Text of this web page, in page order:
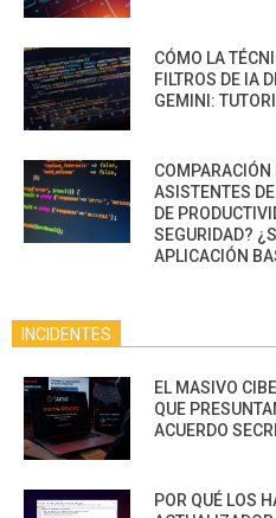
CÓMO LA
FILTROS DE IA
GEMINI:
ASISTENTES
DE
SEGURIDAD?
APLICACIÓN
INCIDENTES
EL MASIVO
QUE
ACUERDO
POR QUÉ LOS